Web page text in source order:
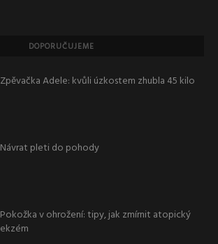
DOPORUČUJEME
Zpěvačka Adele: kvůli úzkostem zhubla 45 kilo
Návrat pleti do pohody
Pokožka v ohrožení: tipy, jak zmírnit atopický
ekzém